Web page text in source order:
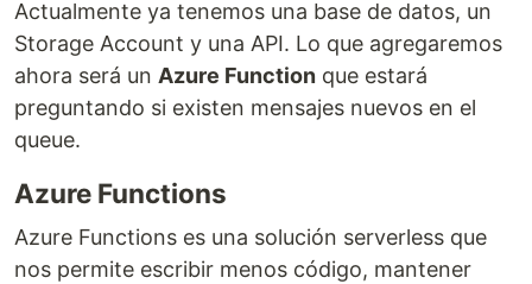
Actualmente ya tenemos una base de datos, un
Storage Account y una API. Lo que agregaremos
ahora será un Azure Function que estará
preguntando si existen mensajes nuevos en el
queue.
Azure Functions
Azure Functions es una solución serverless que
nos permite escribir menos código, mantener